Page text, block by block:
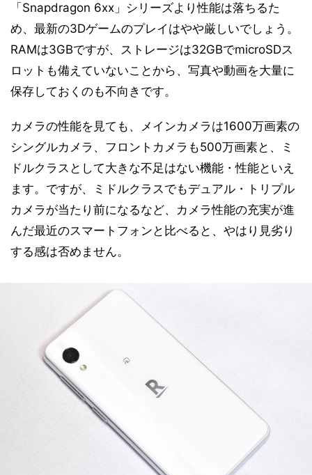
「Snapdragon 6xx」シリーズより性能は落ちるた
め、最新の3Dゲームのプレイはやや厳しいでしょう。
RAMは3GBですが、ストレージは32GBでmicroSDス
ロットも備えていないことから、写真や動画を大量に
保存しておくのも不向きです。
カメラの性能を見ても、メインカメラは1600万画素の
シングルカメラ、フロントカメラも500万画素と、ミ
ドルクラスとして大きな不足はない機能・性能といえ
ます。ですが、ミドルクラスでもデュアル・トリプル
カメラが当たり前になるなど、カメラ性能の充実が進
んだ最近のスマートフォンと比べると、やはり見劣り
する感は否めません。